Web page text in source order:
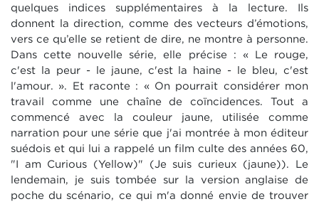
quelques indices supplémentaires à la lecture. Ils
donnent la direction, comme des vecteurs d’émotions,
vers ce qu’elle se retient de dire, ne montre à personne.
Dans cette nouvelle série, elle précise : « Le rouge,
c'est la peur - le jaune, c'est la haine - le bleu, c'est
l'amour. ». Et raconte : « On pourrait considérer mon
travail comme une chaîne de coïncidences. Tout a
commencé avec la couleur jaune, utilisée comme
narration pour une série que j'ai montrée à mon éditeur
suédois et qui lui a rappelé un film culte des années 60,
"I am Curious (Yellow)" (Je suis curieux (jaune)). Le
lendemain, je suis tombée sur la version anglaise de
poche du scénario, ce qui m'a donné envie de trouver